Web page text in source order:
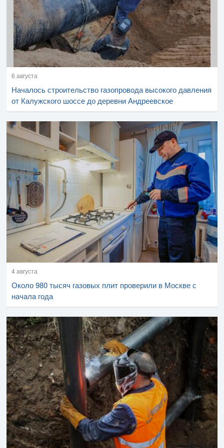
6 августа
Началось строительство газопровода высокого давления
от Калужского шоссе до деревни Андреевское
4 августа
Около 980 тысяч газовых плит проверили в Москве с
начала года